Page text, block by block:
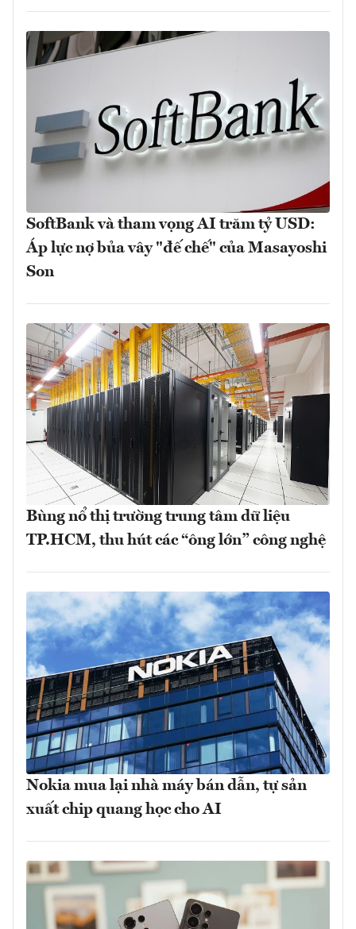
SoftBank và tham vọng AI trăm tỷ USD:
Áp lực nợ bủa vây "đế chế" của Masayoshi
Son
Bùng nổ thị trường trung tâm dữ liệu
TP.HCM, thu hút các “ông lớn” công nghệ
Nokia mua lại nhà máy bán dẫn, tự sản
xuất chip quang học cho AI